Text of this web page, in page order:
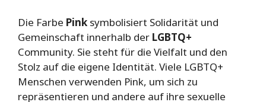
Die Farbe Pink symbolisiert Solidarität und
Gemeinschaft innerhalb der LGBTQ+
Community. Sie steht für die Vielfalt und den
Stolz auf die eigene Identität. Viele LGBTQ+
Menschen verwenden Pink, um sich zu
repräsentieren und andere auf ihre sexuelle